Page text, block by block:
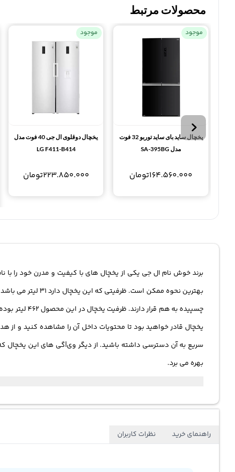
محصولات مرتبط
موجود
یخچال ساید بای ساید توربو 32 فوت
مدل SA-395BG
164.560.000تومان
موجود
یخچال دوقلوی ال جی 40 فوت مدل
LG F411-B414
223.850.000تومان
بهترین نحوه
یخچال قادر خواهید بود تا محتویات داخل آن را مشاهده کنید و
بهره می برد.
راهنمای خرید نظرات کاربران